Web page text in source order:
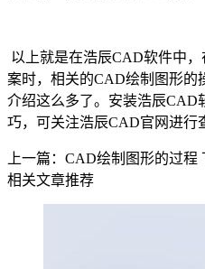
以上就是在浩辰CAD软件中，
案时，相关的CAD绘制图形的
介绍这么多了。安装浩辰CAD
巧，可关注浩辰CAD官网进行
上一篇：CAD绘制图形的过程
相关文章推荐